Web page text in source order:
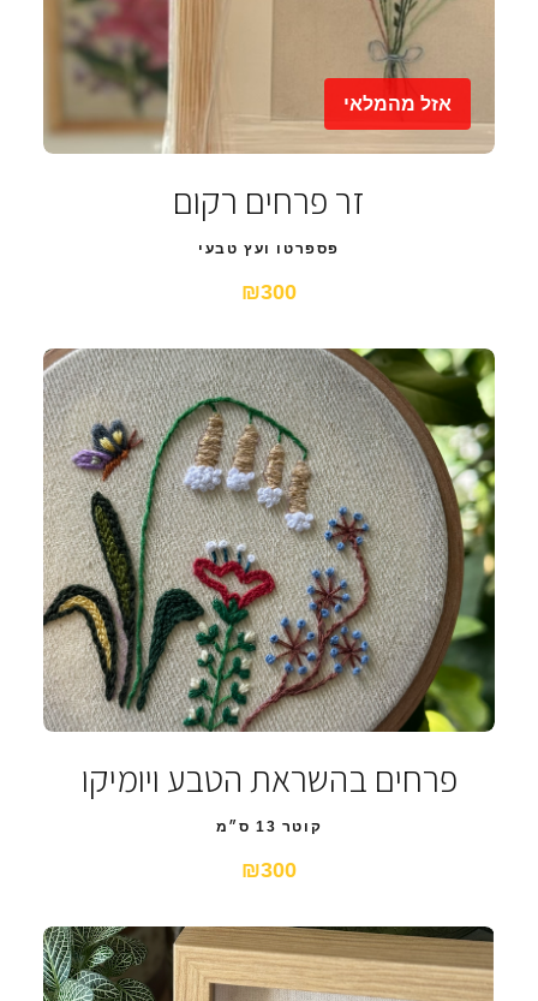
אזל מהמלאי
זר פרחים רקום
פספרטו ועץ טבעי
₪300
פרחים בהשראת הטבע ויומיקו
קוטר 13 ס״מ
₪300